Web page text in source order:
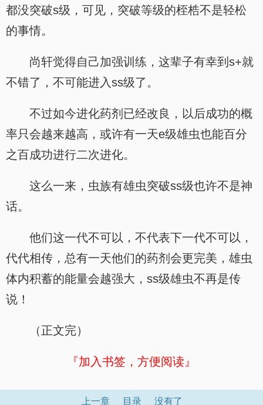
都没突破s级，可见，突破等级的桎梏不是轻松
的事情。
尚轩觉得自己加强训练，这辈子有幸到s+就
不错了，不可能进入ss级了。
不过如今进化药剂已经改良，以后成功的概
率只会越来越高，或许有一天e级雄虫也能百分
之百成功进行二次进化。
这么一来，虫族有雄虫突破ss级也许不是神
话。
他们这一代不可以，不代表下一代不可以，
代代相传，总有一天他们的药剂会更完美，雄虫
体内积蓄的能量会越强大，ss级雄虫不再是传
说！
（正文完）
『加入书签，方便阅读』
上一章 目录 没有了